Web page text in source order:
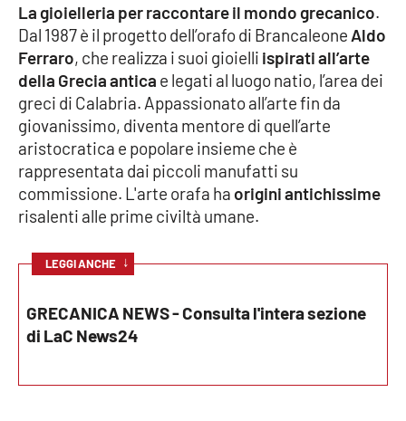
Editoriali
VIDEO
Ambiente
Cronaca
Cultura
Economia e Lavoro
Politica
La gioielleria per raccontare il mondo grecanico.
Dal 1987 è il progetto dell’orafo di Brancaleone Aldo
Ferraro, che realizza i suoi gioielli ispirati all’arte
della Grecia antica e legati al luogo natio, l’area dei
greci di Calabria. Appassionato all’arte fin da
giovanissimo, diventa mentore di quell’arte
aristocratica e popolare insieme che è
rappresentata dai piccoli manufatti su
commissione. L'arte orafa ha origini antichissime
risalenti alle prime civiltà umane.
LEGGI ANCHE ↓
GRECANICA NEWS - Consulta l'intera sezione
di LaC News24